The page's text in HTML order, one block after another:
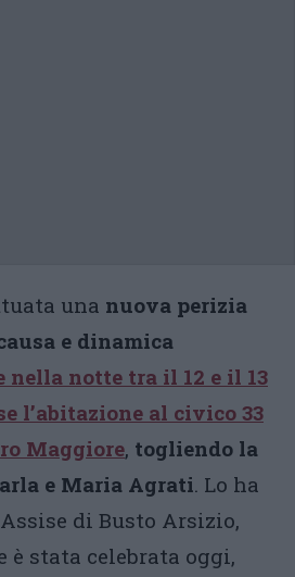
una nuova perizia
e dinamica
nella notte tra il 12 e il 13
l’abitazione al civico 33
Maggiore, togliendo la
e Maria Agrati. Lo ha
di Busto Arsizio,
stata celebrata oggi,